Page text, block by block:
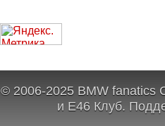
© 2006-2025 BMW fanatics
и Е46 Клуб.